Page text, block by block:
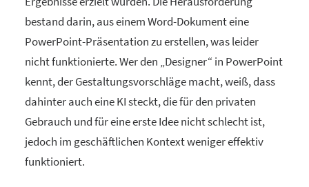
bestand darin, aus einem Word-Dokument eine
PowerPoint-Präsentation zu erstellen, was leider
nicht funktionierte. Wer den „Designer“ in PowerPoint
kennt, der Gestaltungsvorschläge macht, weiß, dass
dahinter auch eine KI steckt, die für den privaten
Gebrauch und für eine erste Idee nicht schlecht ist,
jedoch im geschäftlichen Kontext weniger effektiv
funktioniert.